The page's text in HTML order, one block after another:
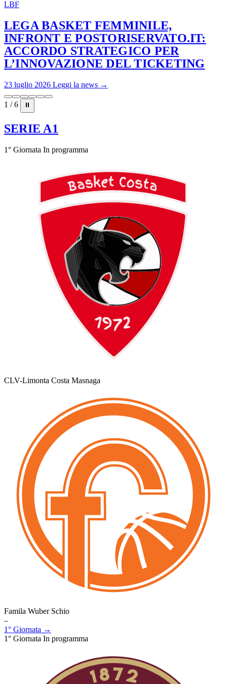
LBF
LEGA BASKET FEMMINILE,
INFRONT E POSTORISERVATO.IT:
ACCORDO STRATEGICO PER
L’INNOVAZIONE DEL TICKETING
23 luglio 2026 Leggi la news →
1 / 6 ⏸
SERIE A1
1° Giornata In programma
CLV-Limonta Costa Masnaga
Famila Wuber Schio
–
1° Giornata →
1° Giornata In programma